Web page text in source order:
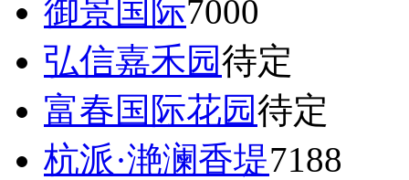
御景国际7000
弘信嘉禾园待定
富春国际花园待定
杭派·滟澜香堤7188